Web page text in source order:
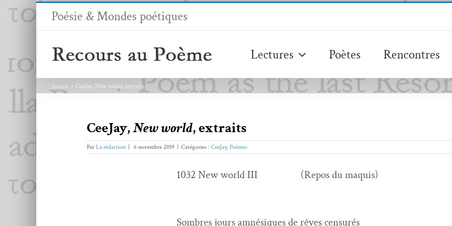
Passer
Poésie & Mondes poétiques
Lectures Poètes Rencontres
Accueil CeeJay, New world, extraits
CeeJay,New world, extraits
ParLa rédaction 6 novembre 2019 Catégories : CeeJay, Poèmes
1032 New world III (Repos du maquis)
Som­bres jours amnésiques de rêves censurés